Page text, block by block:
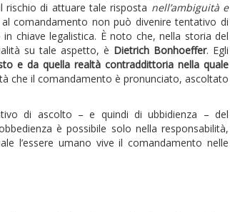
rischio di attuare tale risposta nell’ambiguità e
comandamento non può divenire tentativo di
chiave legalistica. È noto che, nella storia del
su tale aspetto, è Dietrich Bonhoeffer. Egli
e da quella realtà contraddittoria nella quale
che il comandamento è pronunciato, ascoltato
di ascolto – e quindi di ubbidienza – del
è possibile solo nella responsabilità,
l’essere umano vive il comandamento nelle